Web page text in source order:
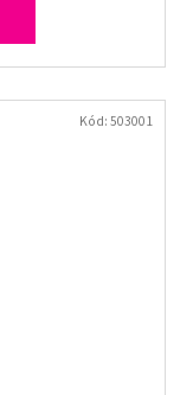
Kód:503001